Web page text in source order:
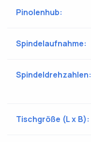
Pinolenhub:
Spindelaufnahme:
Spindeldrehzahlen:
Tischgröße (L x B):